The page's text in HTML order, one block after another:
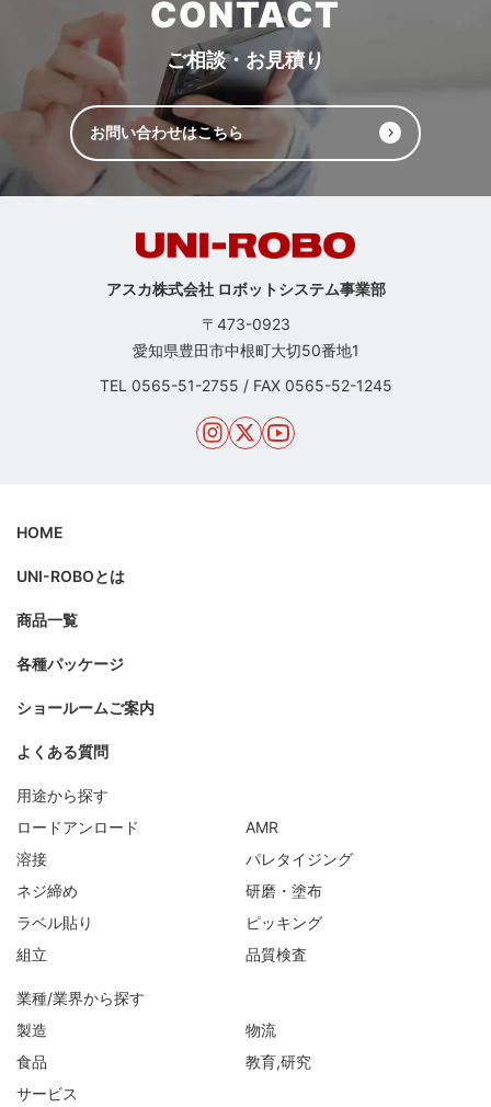
CONTACT
ご相談・お見積り
お問い合わせはこちら
アスカ株式会社 ロボットシステム事業部
〒473-0923
愛知県豊田市中根町大切50番地1
TEL 0565-51-2755 / FAX 0565-52-1245
HOME
UNI-ROBOとは
商品一覧
各種パッケージ
ショールームご案内
よくある質問
用途から探す
ロードアンロード
AMR
溶接
パレタイジング
ネジ締め
研磨・塗布
ラベル貼り
ピッキング
組立
品質検査
業種/業界から探す
製造
物流
食品
教育,研究
サービス